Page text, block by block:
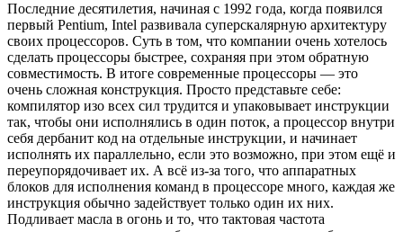
Последние десятилетия, начиная с 1992 года, когда появился
первый Pentium, Intel развивала суперскалярную архитектуру
своих процессоров. Суть в том, что компании очень хотелось
сделать процессоры быстрее, сохраняя при этом обратную
совместимость. В итоге современные процессоры — это
очень сложная конструкция. Просто представьте себе:
компилятор изо всех сил трудится и упаковывает инструкции
так, чтобы они исполнялись в один поток, а процессор внутри
себя дербанит код на отдельные инструкции, и начинает
исполнять их параллельно, если это возможно, при этом ещё и
переупорядочивает их. А всё из-за того, что аппаратных
блоков для исполнения команд в процессоре много, каждая же
инструкция обычно задействует только один их них.
Подливает масла в огонь и то, что тактовая частота